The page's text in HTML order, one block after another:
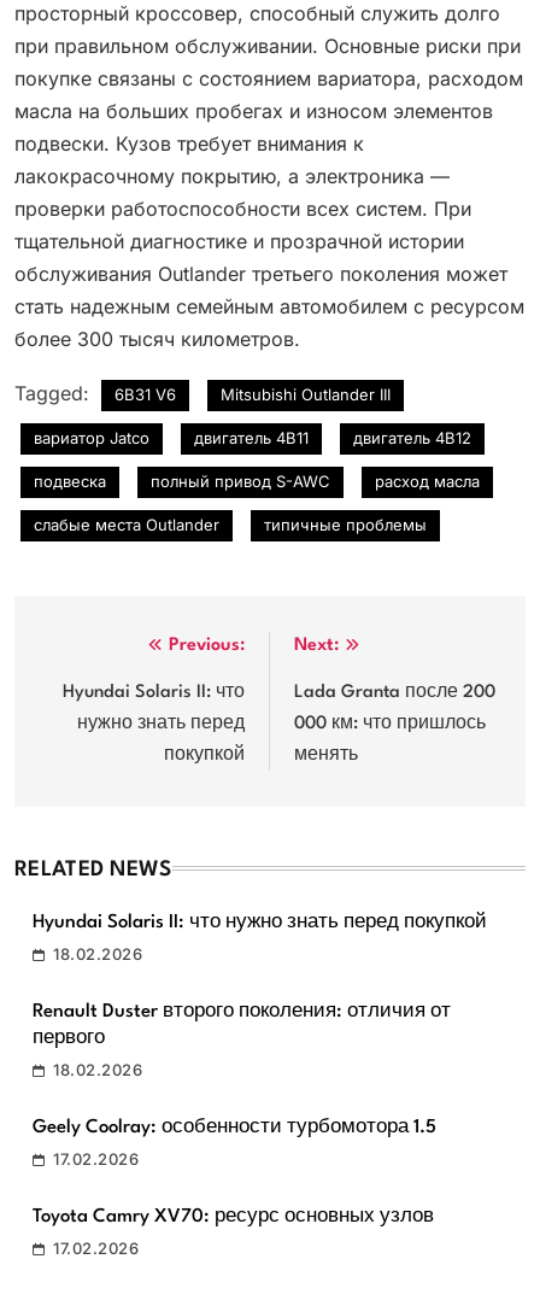
просторный кроссовер, способный служить долго
при правильном обслуживании. Основные риски при
покупке связаны с состоянием вариатора, расходом
масла на больших пробегах и износом элементов
подвески. Кузов требует внимания к
лакокрасочному покрытию, а электроника —
проверки работоспособности всех систем. При
тщательной диагностике и прозрачной истории
обслуживания Outlander третьего поколения может
стать надежным семейным автомобилем с ресурсом
более 300 тысяч километров.
Tagged: 6B31 V6 Mitsubishi Outlander III
вариатор Jatco двигатель 4B11 двигатель 4B12
подвеска полный привод S-AWC расход масла
слабые места Outlander типичные проблемы
Навигация
по
записям
Previous:
Hyundai Solaris II: что
нужно знать перед
покупкой
Next:
Lada Granta после 200
000 км: что пришлось
менять
RELATED NEWS
Hyundai Solaris II: что нужно знать перед покупкой
18.02.2026
Renault Duster второго поколения: отличия от
первого
18.02.2026
Geely Coolray: особенности турбомотора 1.5
17.02.2026
Toyota Camry XV70: ресурс основных узлов
17.02.2026